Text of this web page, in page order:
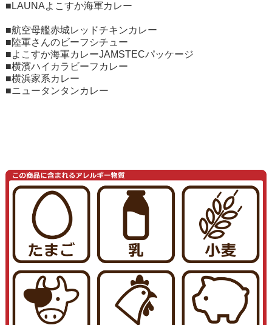
■ LAUNAよこすか海軍カレー
■航空母艦赤城レッドチキンカレー
■陸軍さんのビーフシチュー
■よこすか海軍カレーJAMSTECパッケージ
■横濱ハイカラビーフカレー
■横浜家系カレー
■ニュータンタンカレー